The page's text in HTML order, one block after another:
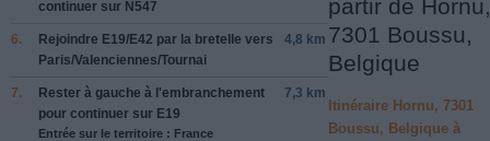
continuer sur N547
6. Rejoindre E19/E42 par la bretelle vers
Paris/Valenciennes/Tournai
4,8 km
7. Rester à gauche à l'embranchement
pour continuer sur E19
Entrée sur le territoire : France
7,3 km
partir de Hornu,
7301 Boussu,
Belgique
Itinéraire Hornu, 7301
Boussu, Belgique à